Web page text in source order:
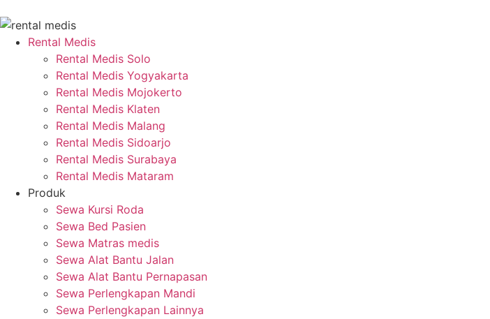
Rental Medis
Rental Medis Solo
Rental Medis Yogyakarta
Rental Medis Mojokerto
Rental Medis Klaten
Rental Medis Malang
Rental Medis Sidoarjo
Rental Medis Surabaya
Rental Medis Mataram
Produk
Sewa Kursi Roda
Sewa Bed Pasien
Sewa Matras medis
Sewa Alat Bantu Jalan
Sewa Alat Bantu Pernapasan
Sewa Perlengkapan Mandi
Sewa Perlengkapan Lainnya